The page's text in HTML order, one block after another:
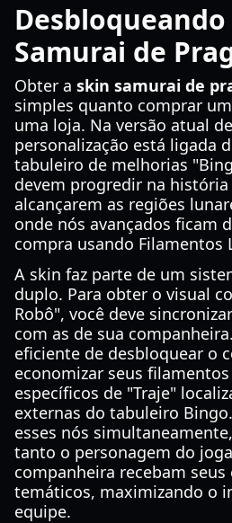
Desbloqueando
Samurai de
Obter a skin samurai de
simples quanto comprar
uma loja. Na versão atual
personalização está ligada
tabuleiro de melhorias
devem progredir na
alcançarem as regiões
onde nós avançados ficam
compra usando Filamentos
A skin faz parte de um
duplo. Para obter o visual
Robô", você deve
com as de sua
eficiente de desbloquear o
economizar seus
específicos de "Traje"
externas do tabuleiro
esses nós
tanto o personagem do
companheira recebam
temáticos, maximizando o
equipe.